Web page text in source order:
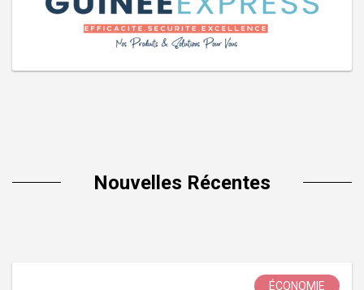
Nouvelles Récentes
ÉCONOMIE